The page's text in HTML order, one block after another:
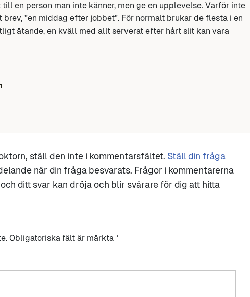
en person man inte känner, men ge en upplevelse. Varför inte
”en middag efter jobbet”. För normalt brukar de flesta i en
ätande, en kväll med allt serverat efter hårt slit kan vara
ställ den inte i kommentarsfältet. Ställ din fråga
när din fråga besvarats. Frågor i kommentarerna
ditt svar kan dröja och blir svårare för dig att hitta
Obligatoriska fält är märkta *